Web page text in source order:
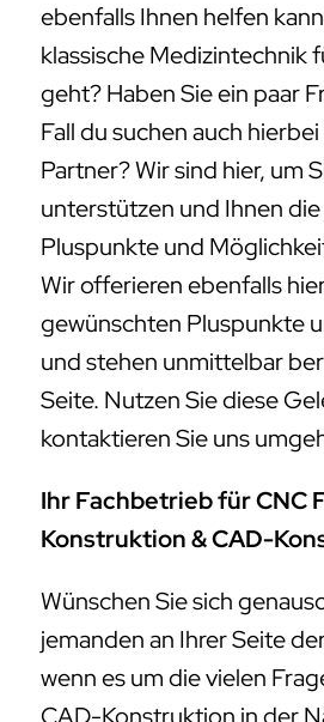
ebenfalls Ihnen helfen
klassische Medizintechnik
geht? Haben Sie ein paar
Fall du suchen auch
Partner? Wir sind hier, um
unterstützen und Ihnen
Pluspunkte und
Wir offerieren ebenfalls
gewünschten Pluspunkte
und stehen unmittelbar
Seite. Nutzen Sie diese
kontaktieren Sie uns
Ihr Fachbetrieb für CNC
Konstruktion & CAD-
Wünschen Sie sich
jemanden an Ihrer Seite
wenn es um die vielen